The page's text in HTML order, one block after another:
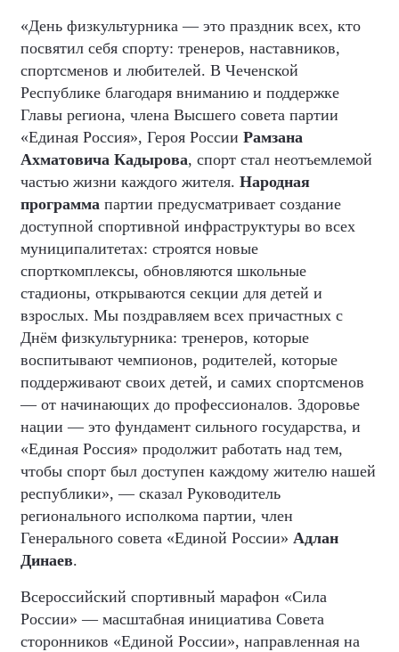
«День физкультурника — это праздник всех, кто
посвятил себя спорту: тренеров, наставников,
спортсменов и любителей. В Чеченской
Республике благодаря вниманию и поддержке
Главы региона, члена Высшего совета партии
«Единая Россия», Героя России Рамзана
Ахматовича Кадырова, спорт стал неотъемлемой
частью жизни каждого жителя. Народная
программа партии предусматривает создание
доступной спортивной инфраструктуры во всех
муниципалитетах: строятся новые
спорткомплексы, обновляются школьные
стадионы, открываются секции для детей и
взрослых. Мы поздравляем всех причастных с
Днём физкультурника: тренеров, которые
воспитывают чемпионов, родителей, которые
поддерживают своих детей, и самих спортсменов
— от начинающих до профессионалов. Здоровье
нации — это фундамент сильного государства, и
«Единая Россия» продолжит работать над тем,
чтобы спорт был доступен каждому жителю нашей
республики», — сказал Руководитель
регионального исполкома партии, член
Генерального совета «Единой России» Адлан
Динаев.
Всероссийский спортивный марафон «Сила
России» — масштабная инициатива Совета
сторонников «Единой России», направленная на